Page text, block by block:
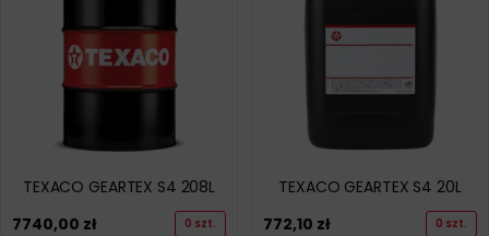
TEXACO GEARTEX S4 208L
7740,00 zł 0 szt.
TEXACO GEARTEX S4 20L
772,10 zł 0 szt.